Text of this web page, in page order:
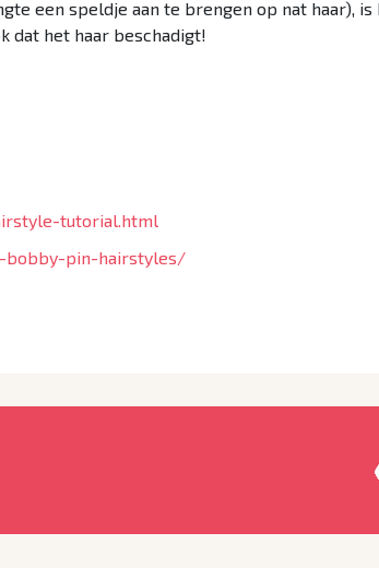
een speldje aan te brengen op nat haar), is
dat het haar beschadigt!
tutorial.html
bobby-pin-hairstyles/